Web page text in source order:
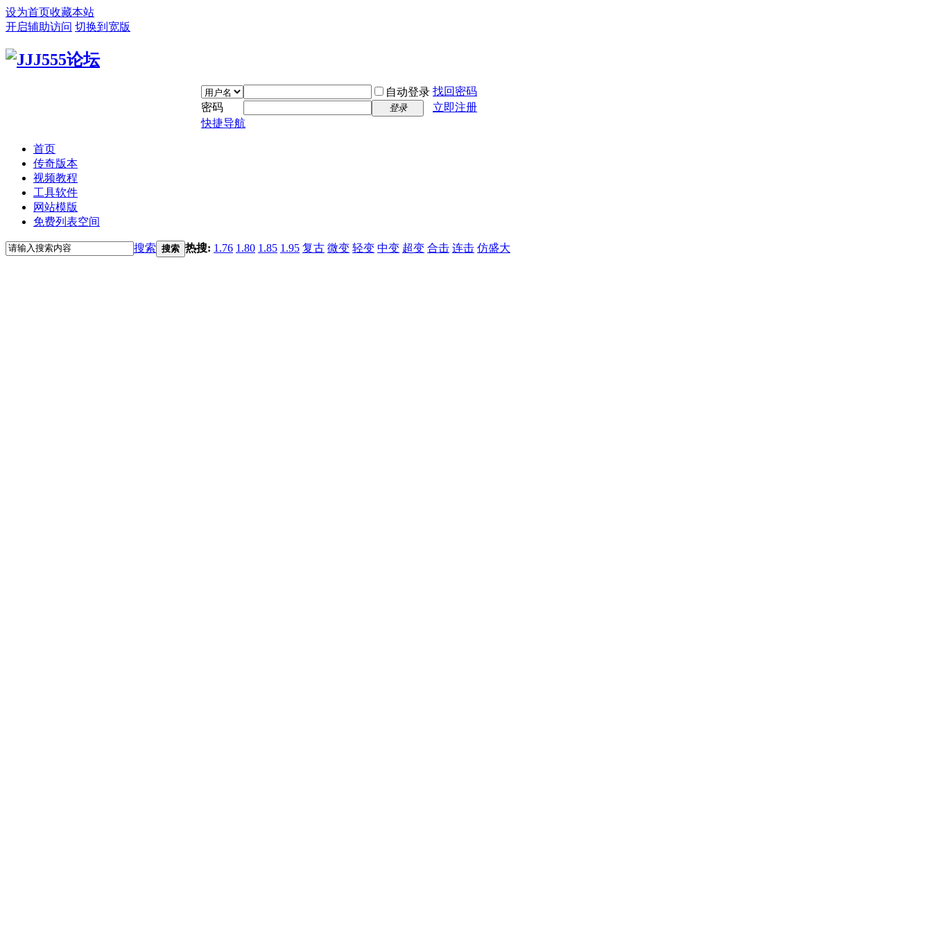
设为首页收藏本站
开启辅助访问 切换到宽版
自动登录 找回密码
密码
登录
立即注册
快捷导航
首页
传奇版本
视频教程
工具软件
网站模版
免费列表空间
搜索 搜索 热搜: 1.76 1.80 1.85 1.95 复古 微变 轻变 中变 超变 合击 连击 仿盛大